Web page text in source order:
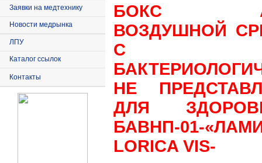
Заявки на медтехнику
Новости медрынка
ЛПУ
Каталог ссылок
Контакты
БОКС
ВОЗДУШНОЙ
С
НЕ
ДЛЯ
БАВНП-01-
LORICA VIS-